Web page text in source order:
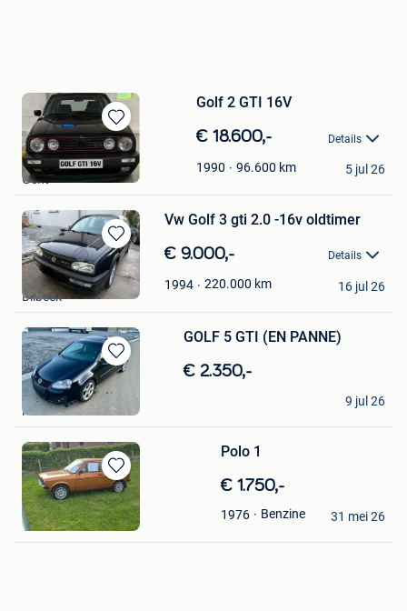
Bewaren
in
Mijn
Favorieten
Golf 2 GTI 16V
€ 18.600,- Details
1990 96.600 km
David
Gent
5 jul 26
Bewaren
in
Mijn
Favorieten
Vw Golf 3 gti 2.0 -16v oldtimer
€ 9.000,- Details
1994 220.000 km
Tech.bruno
Dilbeek
16 jul 26
Bewaren
in
Mijn
Favorieten
GOLF 5 GTI (EN PANNE)
€ 2.350,-
VAG-motorsport
Namur
9 jul 26
Bewaren
in
Mijn
Favorieten
Polo 1
€ 1.750,-
1976 Benzine
HKM Solutions
Vliermaal
31 mei 26